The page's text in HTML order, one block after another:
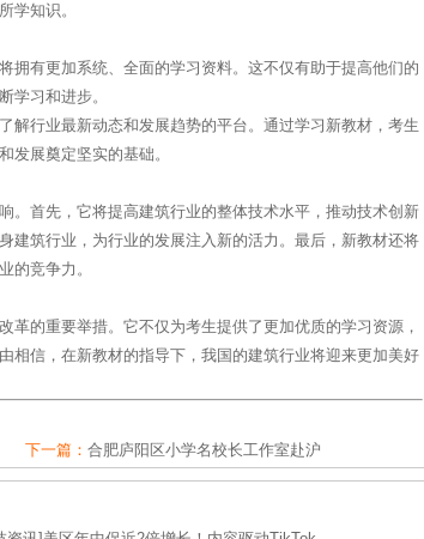
学知识。
拥有更加系统、全面的学习资料。这不仅有助于提高他们的
学习和进步。
解行业最新动态和发展趋势的平台。通过学习新教材，考生
发展奠定坚实的基础。
。首先，它将提高建筑行业的整体技术水平，推动技术创新
建筑行业，为行业的发展注入新的活力。最后，新教材还将
的竞争力。
革的重要举措。它不仅为考生提供了更加优质的学习资源，
相信，在新教材的指导下，我国的建筑行业将迎来更加美好
下一篇： 合肥庐阳区小学名校长工作室赴沪